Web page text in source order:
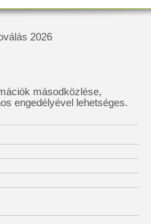
2026
másodközlése,
engedélyével lehetséges.